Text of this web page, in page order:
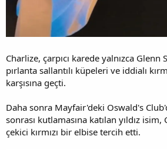
Charlize, çarpıcı karede yalnızca Glenn
pırlanta sallantılı küpeleri ve iddialı
karşısına geçti.
Daha sonra Mayfair'deki Oswald's
sonrası kutlamasına katılan yıldız
çekici kırmızı bir elbise tercih etti.